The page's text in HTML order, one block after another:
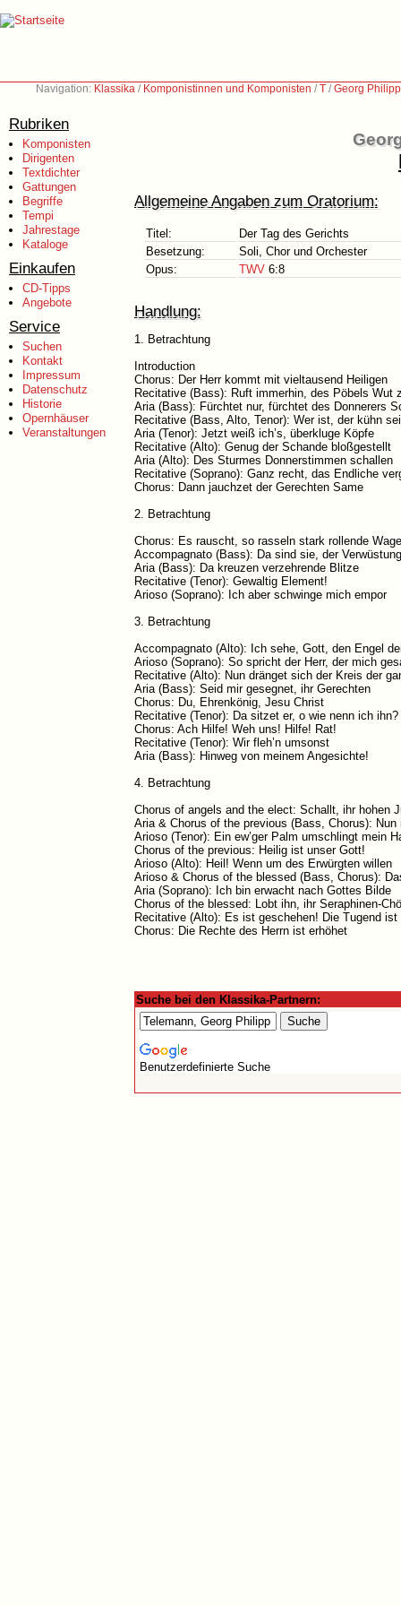
Navigation: Klassika / Komponistinnen und Komponisten /T /Georg
Rubriken
Komponisten
Dirigenten
Textdichter
Gattungen
Begriffe
Tempi
Jahrestage
Kataloge
Einkaufen
CD-Tipps
Angebote
Service
Suchen
Kontakt
Impressum
Datenschutz
Historie
Opernhäuser
Veranstaltungen
Allgemeine Angaben zum Oratorium:
Titel:
Der Tag des Gerichts
Besetzung:
Soli, Chor und Orchester
Opus:
TWV 6:8
Handlung:
1. Betrachtung
Introduction
Chorus: Der Herr kommt mit vieltausend Heiligen
Recitative (Bass): Ruft immerhin, des Pöbels Wut
Aria (Bass): Fürchtet nur, fürchtet des Donnerers
Recitative (Bass, Alto, Tenor): Wer ist, der kühn
Aria (Tenor): Jetzt weiß ich’s, überkluge Köpfe
Recitative (Alto): Genug der Schande bloßgestellt
Aria (Alto): Des Sturmes Donnerstimmen schallen
Recitative (Soprano): Ganz recht, das Endliche
Chorus: Dann jauchzet der Gerechten Same
2. Betrachtung
Chorus: Es rauscht, so rasseln stark rollende
Accompagnato (Bass): Da sind sie, der
Aria (Bass): Da kreuzen verzehrende Blitze
Recitative (Tenor): Gewaltig Element!
Arioso (Soprano): Ich aber schwinge mich empor
3. Betrachtung
Accompagnato (Alto): Ich sehe, Gott, den Engel
Arioso (Soprano): So spricht der Herr, der mich
Recitative (Alto): Nun dränget sich der Kreis der
Aria (Bass): Seid mir gesegnet, ihr Gerechten
Chorus: Du, Ehrenkönig, Jesu Christ
Recitative (Tenor): Da sitzet er, o wie nenn ich ihn?
Chorus: Ach Hilfe! Weh uns! Hilfe! Rat!
Recitative (Tenor): Wir fleh’n umsonst
Aria (Bass): Hinweg von meinem Angesichte!
4. Betrachtung
Chorus of angels and the elect: Schallt, ihr hohen
Aria & Chorus of the previous (Bass, Chorus):
Arioso (Tenor): Ein ew’ger Palm umschlingt mein
Chorus of the previous: Heilig ist unser Gott!
Arioso (Alto): Heil! Wenn um des Erwürgten willen
Arioso & Chorus of the blessed (Bass, Chorus):
Aria (Soprano): Ich bin erwacht nach Gottes Bilde
Chorus of the blessed: Lobt ihn, ihr Seraphinen-
Recitative (Alto): Es ist geschehen! Die Tugend ist
Chorus: Die Rechte des Herrn ist erhöhet
Suche bei den Klassika-Partnern:
Benutzerdefinierte Suche